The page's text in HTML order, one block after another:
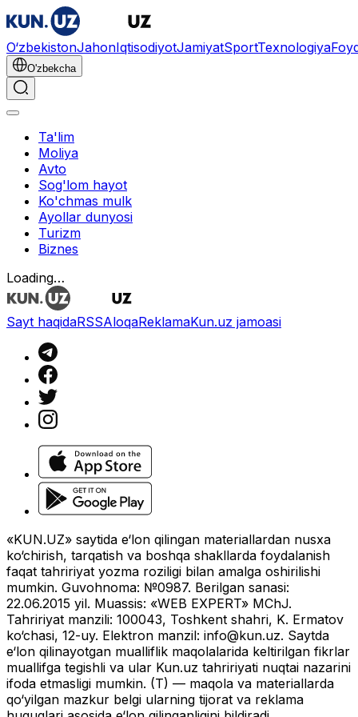
O‘zbekistonJahonIqtisodiyotJamiyatSportTexnologiya
O'zbekcha
Ta'lim
Moliya
Avto
Sog'lom hayot
Ko'chmas mulk
Ayollar dunyosi
Turizm
Biznes
Loading…
Sayt haqidaRSSAloqaReklamaKun.uz jamoasi
«KUN.UZ» saytida e‘lon qilingan materiallardan nusxa
ko‘chirish, tarqatish va boshqa shakllarda foydalanish
faqat tahririyat yozma roziligi bilan amalga oshirilishi
mumkin. Guvohnoma: №0987. Berilgan sanasi:
22.06.2015 yil. Muassis: «WEB EXPERT» MChJ.
Tahririyat manzili: 100043, Toshkent shahri, K. Ermatov
ko‘chasi, 12-uy. Elektron manzil: info@kun.uz. Saytda
e‘lon qilinayotgan mualliflik maqolalarida keltirilgan fikrlar
muallifga tegishli va ular Kun.uz tahririyati nuqtai nazarini
ifoda etmasligi mumkin. (T) — maqola va materiallarda
qo‘yilgan mazkur belgi ularning tijorat va reklama